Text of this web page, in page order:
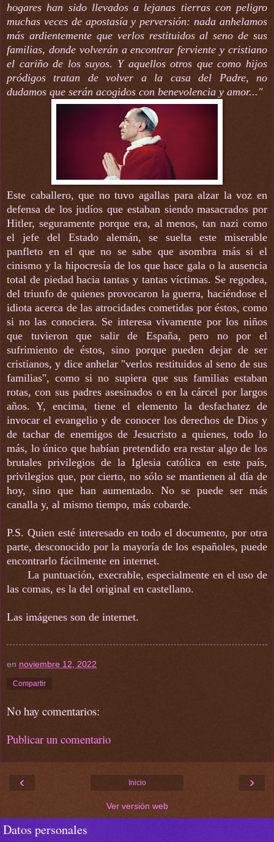
hogares han sido llevados a lejanas tierras con peligro
muchas veces de apostasía y perversión: nada anhelamos
más ardientemente que verlos restituidos al seno de sus
familias, donde volverán a encontrar ferviente y cristiano
el cariño de los suyos. Y aquellos otros que como hijos
pródigos tratan de volver a la casa del Padre, no
dudamos que serán acogidos con benevolencia y amor..."
Este caballero, que no tuvo agallas para alzar la voz en
defensa de los judíos que estaban siendo masacrados por
Hitler, seguramente porque era, al menos, tan nazi como
el jefe del Estado alemán, se suelta este miserable
panfleto en el que no se sabe que asombra más si el
cinismo y la hipocresía de los que hace gala o la ausencia
total de piedad hacia tantas y tantas víctimas. Se regodea,
del triunfo de quienes provocaron la guerra, haciéndose el
idiota acerca de las atrocidades cometidas por éstos, como
si no las conociera. Se interesa vivamente por los niños
que tuvieron que salir de España, pero no por el
sufrimiento de éstos, sino porque pueden dejar de ser
cristianos, y dice anhelar "verlos restituidos al seno de sus
familias", como si no supiera que sus familias estaban
rotas, con sus padres asesinados o en la cárcel por largos
años. Y, encima, tiene el elemento la desfachatez de
invocar el evangelio y de conocer los derechos de Dios y
de tachar de enemigos de Jesucristo a quienes, todo lo
más, lo único que habían pretendido era restar algo de los
brutales privilegios de la Iglesia católica en este país,
privilegios que, por cierto, no sólo se mantienen al día de
hoy, sino que han aumentado. No se puede ser más
canalla y, al mismo tiempo, más cobarde.
P.S. Quien esté interesado en todo el documento, por otra
parte, desconocido por la mayoría de los españoles, puede
encontrarlo fácilmente en internet.
La puntuación, execrable, especialmente en el uso de
las comas, es la del original en castellano.
Las imágenes son de internet.
en noviembre 12, 2022
Compartir
No hay comentarios:
Publicar un comentario
‹ ›
Inicio
Ver versión web
Datos personales